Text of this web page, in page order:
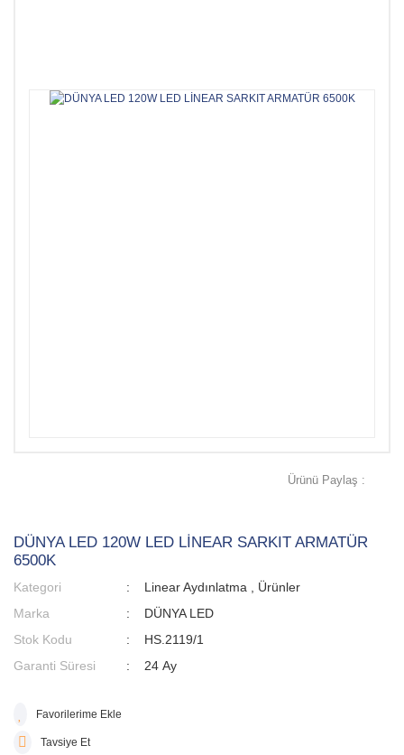
Ürünü Paylaş :
DÜNYA LED 120W LED LİNEAR SARKIT ARMATÜR
6500K
Kategori Linear Aydınlatma
Ürünler
Marka
DÜNYA LED
Stok Kodu
HS.2119/1
Garanti Süresi
24 Ay
Tavsiye Et